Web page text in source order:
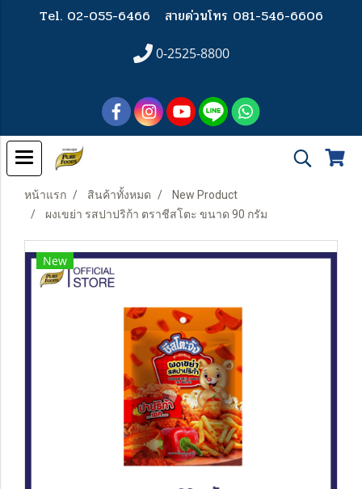
Tel. 02-055-6466 สายด่วนโทร 081-546-6606
0-2525-8800
หน้าแรก สินค้าทั้งหมด
New Product
ผงเขย่า รสปาปริก้า ตราชีสโตะ ขนาด 90 กรัม
New